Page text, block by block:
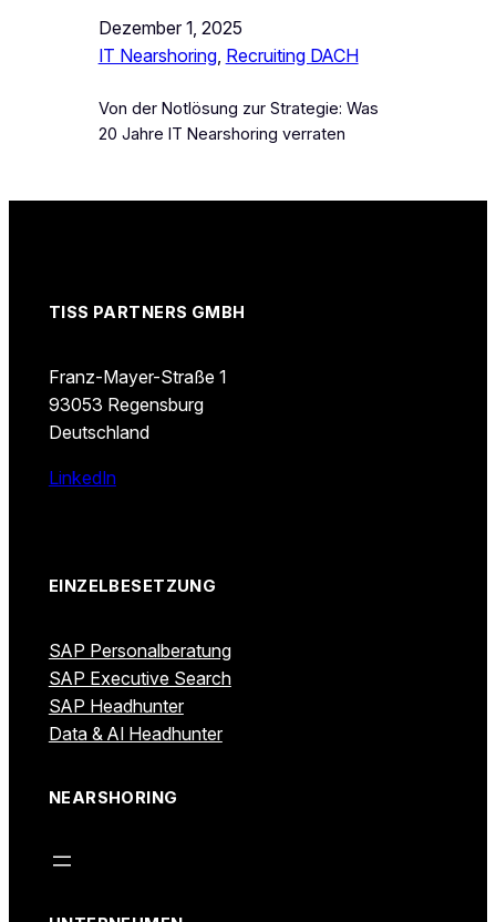
Dezember 1, 2025
IT Nearshoring, Recruiting DACH
Von der Notlösung zur Strategie: Was
20 Jahre IT Nearshoring verraten
TISS PARTNERS GMBH
Franz-Mayer-Straße 1
93053 Regensburg
Deutschland
LinkedIn
EINZELBESETZUNG
SAP Personalberatung
SAP Executive Search
SAP Headhunter
Data & AI Headhunter
NEARSHORING